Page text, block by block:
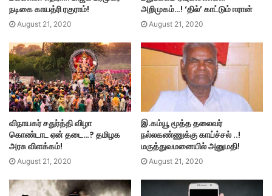
நடிகை காயத்ரி ரகுராம்!
August 21, 2020
அறிமுகம்…! ‘தில்’ காட்டும் ஈரான்
August 21, 2020
விநாயகர் சதுர்த்தி விழா
கொண்டாட ஏன் தடை…? தமிழக
அரசு விளக்கம்!
August 21, 2020
இ.கம்யூ மூத்த தலைவர்
நல்லகண்ணுக்கு காய்ச்சல் ..!
மருத்துவமனையில் அனுமதி!
August 21, 2020